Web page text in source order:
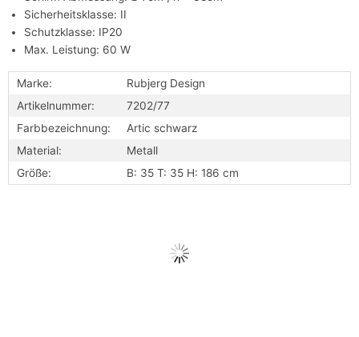
Sicherheitsklasse: II
Schutzklasse: IP20
Max. Leistung: 60 W
Marke:
Rubjerg Design
Artikelnummer:
7202/77
Farbbezeichnung:
Artic schwarz
Material:
Metall
Größe:
B: 35 T: 35 H: 186 cm